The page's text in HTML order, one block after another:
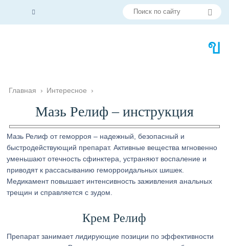
Главная › Интересное ›
Мазь Релиф – инструкция
Мазь Релиф от геморроя – надежный, безопасный и
быстродействующий препарат. Активные вещества мгновенно
уменьшают отечность сфинктера, устраняют воспаление и
приводят к рассасыванию геморроидальных шишек.
Медикамент повышает интенсивность заживления анальных
трещин и справляется с зудом.
Крем Релиф
Препарат занимает лидирующие позиции по эффективности